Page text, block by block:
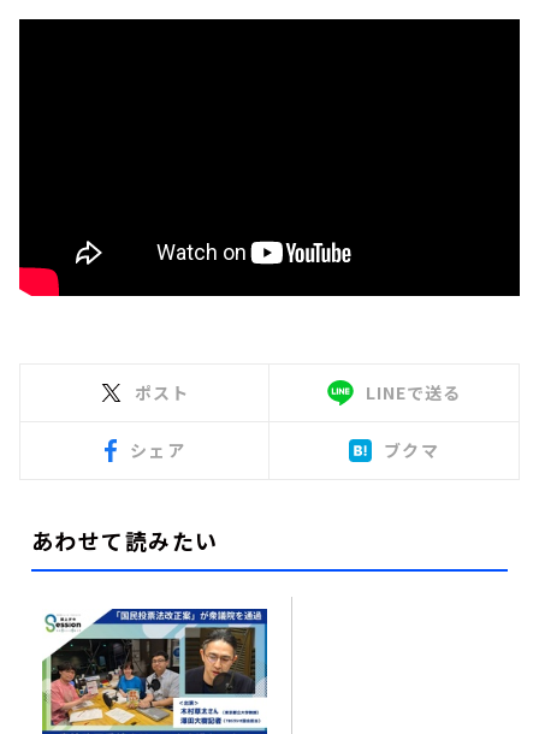
ポスト LINEで送る
シェア ブクマ
あわせて読みたい